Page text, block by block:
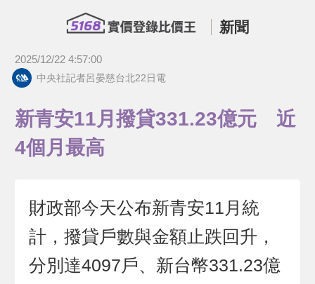
新聞
2025/12/22 4:57:00
中央社記者呂晏慈台北22日電
新青安11月撥貸331.23億元 近
4個月最高
財政部今天公布新青安11月統
計，撥貸戶數與金額止跌回升，
分別達4097戶、新台幣331.23億